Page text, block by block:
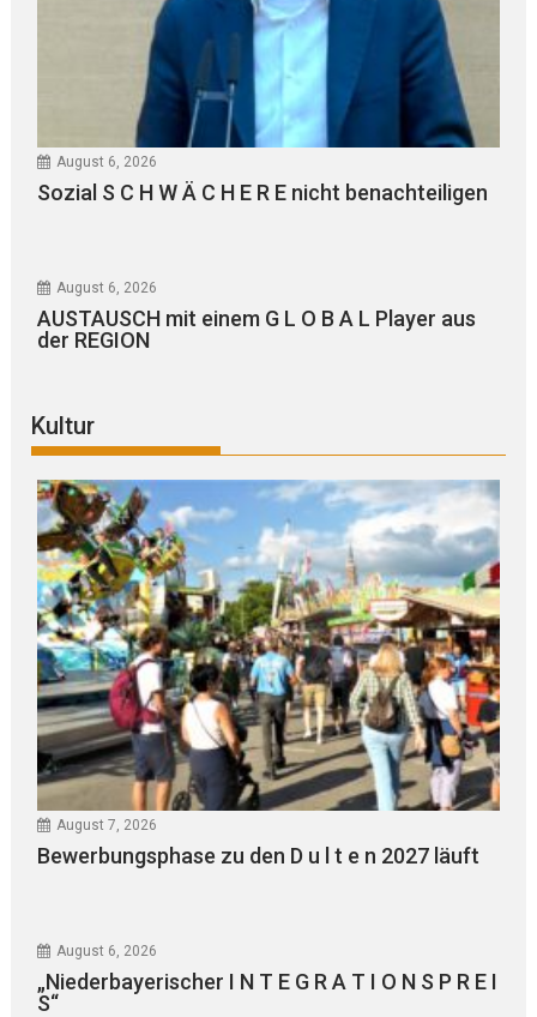
August 6, 2026
Sozial S C H W Ä C H E R E nicht benachteiligen
August 6, 2026
AUSTAUSCH mit einem G L O B A L Player aus
der REGION
Kultur
August 7, 2026
Bewerbungsphase zu den D u l t e n 2027 läuft
August 6, 2026
„Niederbayerischer I N T E G R A T I O N S P R E I
S“